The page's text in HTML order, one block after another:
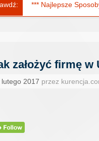
*** Najlepsze
założyć firmę
lutego 2017 przez